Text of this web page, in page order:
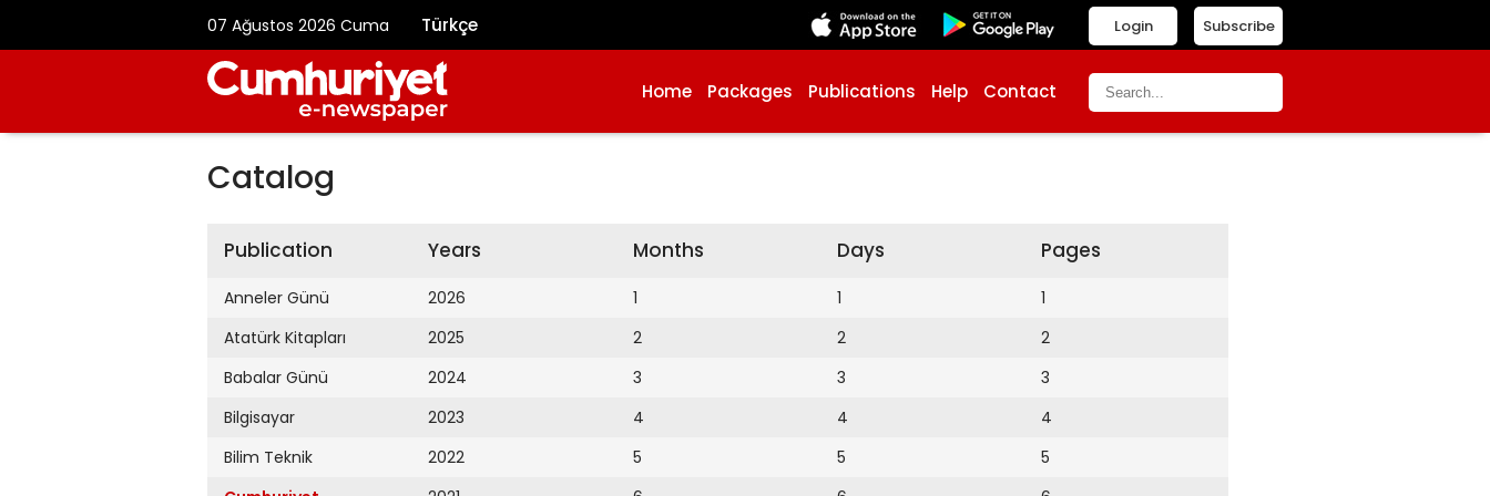
07 Ağustos 2026 Cuma Türkçe Subscribe
Login
Home Packages Publications Help Contact
Catalog
Publication
Anneler Günü
Atatürk Kitapları
Babalar Günü
Bilgisayar
Bilim Teknik
Years
2026
2025
2024
2023
2022
Months
1
2
3
4
5
Days
1
2
3
4
5
Pages
1
2
3
4
5